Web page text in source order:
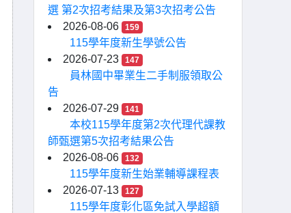
選 第2次招考結果及第3次招考公告
2026-08-06
159
115學年度新生學號公告
2026-07-23
147
員林國中畢業生二手制服領取公
告
2026-07-29
141
本校115學年度第2次代理代課教
師甄選第5次招考結果公告
2026-08-06
132
115學年度新生始業輔導課程表
2026-07-13
127
115學年度彰化區免試入學超額